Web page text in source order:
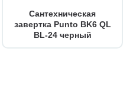
Сантехническая
завертка Punto BK6 QL
BL-24 черный